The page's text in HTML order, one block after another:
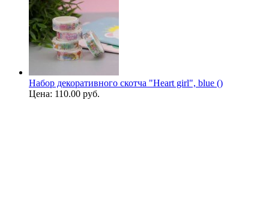
Набор декоративного скотча "Heart girl", blue ()
Цена: 110.00 руб.